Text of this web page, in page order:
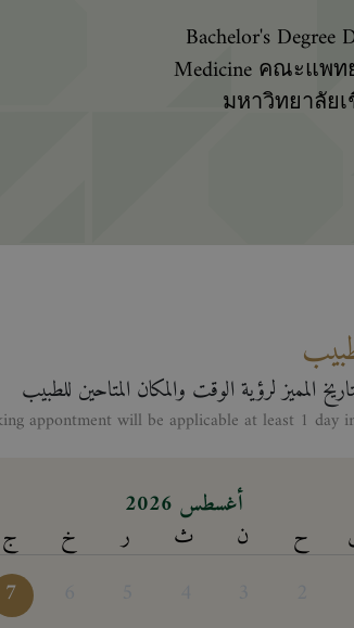
Bachelor's Degree
Medicine คณะแพ
มหาวิทยาลัย
المميز لرؤية الوقت والمكان المتاحين للطبيب
أغسطس 2026
ح ن ث ر خ
ج
7